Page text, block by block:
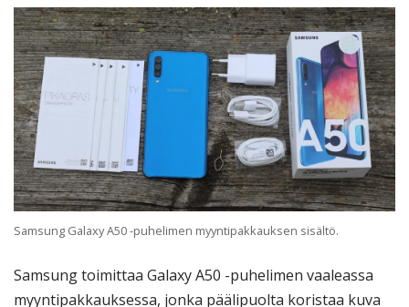
Samsung Galaxy A50 -puhelimen myyntipakkauksen sisältö.
Samsung toimittaa Galaxy A50 -puhelimen vaaleassa
myyntipakkauksessa, jonka päälipuolta koristaa kuva